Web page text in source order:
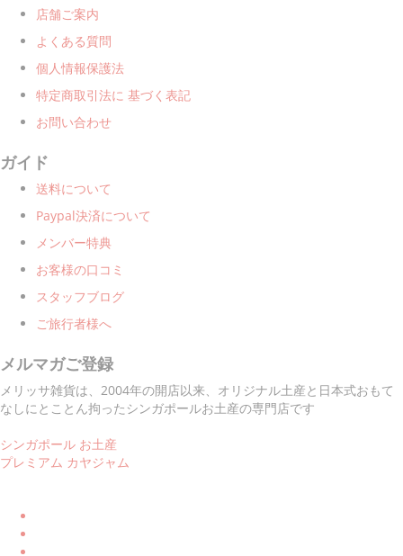
店舗ご案内
よくある質問
個人情報保護法
特定商取引法に 基づく表記
お問い合わせ
ガイド
送料について
Paypal決済について
メンバー特典
お客様の口コミ
スタッフブログ
ご旅行者様へ
メルマガご登録
メリッサ雑貨は、2004年の開店以来、オリジナル土産と日本式おもて
なしにとことん拘ったシンガポールお土産の専門店です
シンガポール お土産
プレミアム カヤジャム